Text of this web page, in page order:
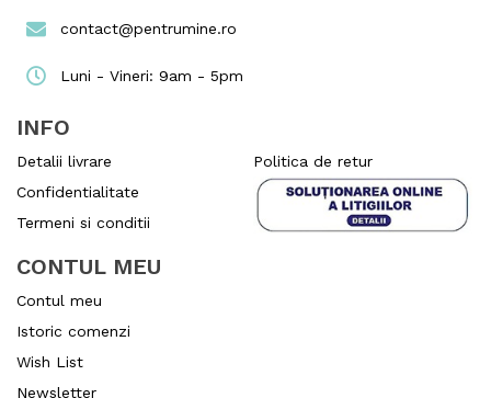
contact@pentrumine.ro
Luni - Vineri: 9am - 5pm
INFO
Detalii livrare
Confidentialitate
Termeni si conditii
Politica de retur
CONTUL MEU
Contul meu
Istoric comenzi
Wish List
Newsletter